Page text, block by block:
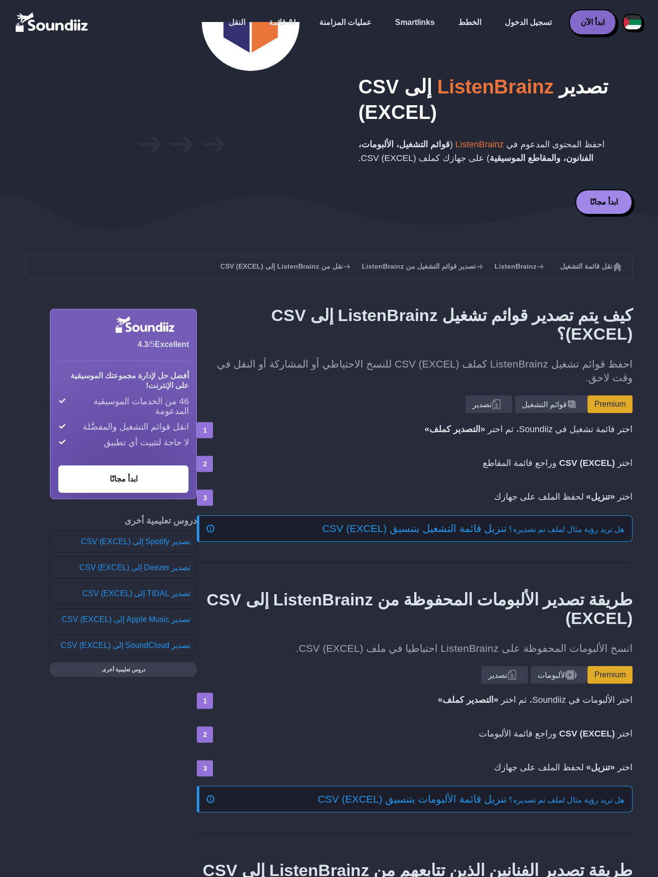
النقل قائمة AI عمليات المزامنة Smartlinks الخطط تسجيل الدخول ابدأ الآن
تصدير ListenBrainz إلى CSV
(EXCEL)
احفظ المحتوى المدعوم في ListenBrainz
(قوائم التشغيل، الألبومات،
الفنانون، والمقاطع الموسيقية) على جهازك كملف CSV (EXCEL)
.
ابدأ مجانًا
نقل قائمة التشغيل ListenBrainz تصدير قوائم التشغيل من ListenBrainz نقل من ListenBrainz إلى CSV (EXCEL)
كيف يتم تصدير قوائم تشغيل ListenBrainz إلى CSV
(EXCEL)؟
احفظ قوائم تشغيل ListenBrainz كملف CSV (EXCEL) للنسخ الاحتياطي أو المشاركة أو النقل في
وقت لاحق.
Premium قوائم التشغيل تصدير
اختر قائمة تشغيل في Soundiiz، ثم اختر «التصدير كملف»
اختر CSV (EXCEL) وراجع قائمة المقاطع
اختر «تنزيل» لحفظ الملف على جهازك
هل تريد رؤية مثال لملف تم تصديره؟ تنزيل قائمة التشغيل بتنسيق CSV (EXCEL)
طريقة تصدير الألبومات المحفوظة من ListenBrainz إلى CSV
(EXCEL)
انسخ الألبومات المحفوظة على ListenBrainz احتياطيا في ملف CSV (EXCEL).
Premium الألبومات تصدير
اختر الألبومات في Soundiiz، ثم اختر «التصدير كملف»
اختر CSV (EXCEL) وراجع قائمة الألبومات
اختر «تنزيل» لحفظ الملف على جهازك
هل تريد رؤية مثال لملف تم تصديره؟ تنزيل قائمة الألبومات بتنسيق CSV (EXCEL)
طريقة تصدير الفنانين الذين تتابعهم من ListenBrainz إلى CSV
Excellent
4.3/5
أفضل حل لإدارة مجموعتك الموسيقية
على الإنترنت!
46 من الخدمات الموسيقية
المدعومة
انقل قوائم التشغيل والمفضَّلة
لا حاجة لتثبيت أي تطبيق
ابدأ مجانًا
دروس تعليمية أخرى
تصدير Spotify إلى CSV (EXCEL)
تصدير Deezer إلى CSV (EXCEL)
تصدير TIDAL إلى CSV (EXCEL)
تصدير Apple Music إلى CSV (EXCEL)
تصدير SoundCloud إلى CSV (EXCEL)
دروس تعليمية أخرى